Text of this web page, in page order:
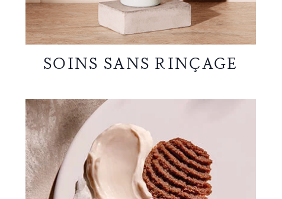
SOINS SANS RINÇAGE